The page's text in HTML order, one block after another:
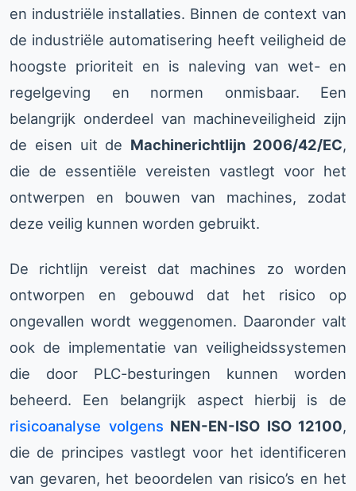
en industriële installaties. Binnen de context van
de industriële automatisering heeft veiligheid de
hoogste prioriteit en is naleving van wet- en
regelgeving en normen onmisbaar. Een
belangrijk onderdeel van machineveiligheid zijn
de eisen uit de Machinerichtlijn 2006/42/EC,
die de essentiële vereisten vastlegt voor het
ontwerpen en bouwen van machines, zodat
deze veilig kunnen worden gebruikt.
De richtlijn vereist dat machines zo worden
ontworpen en gebouwd dat het risico op
ongevallen wordt weggenomen. Daaronder valt
ook de implementatie van veiligheidssystemen
die door PLC-besturingen kunnen worden
beheerd. Een belangrijk aspect hierbij is de
risicoanalyse volgens NEN-EN-ISO ISO 12100,
die de principes vastlegt voor het identificeren
van gevaren, het beoordelen van risico’s en het